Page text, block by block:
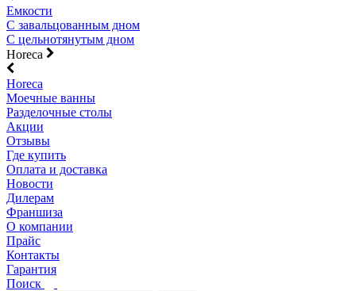
Емкости
С завальцованным дном
С цельнотянутым дном
Horeca
Horeca
Моечные ванны
Разделочные столы
Акции
Отзывы
Где купить
Оплата и доставка
Новости
Дилерам
Франшиза
О компании
Прайс
Контакты
Гарантия
Поиск